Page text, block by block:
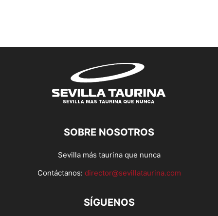
SOBRE NOSOTROS
Sevilla más taurina que nunca
Contáctanos: director@sevillataurina.com
SÍGUENOS